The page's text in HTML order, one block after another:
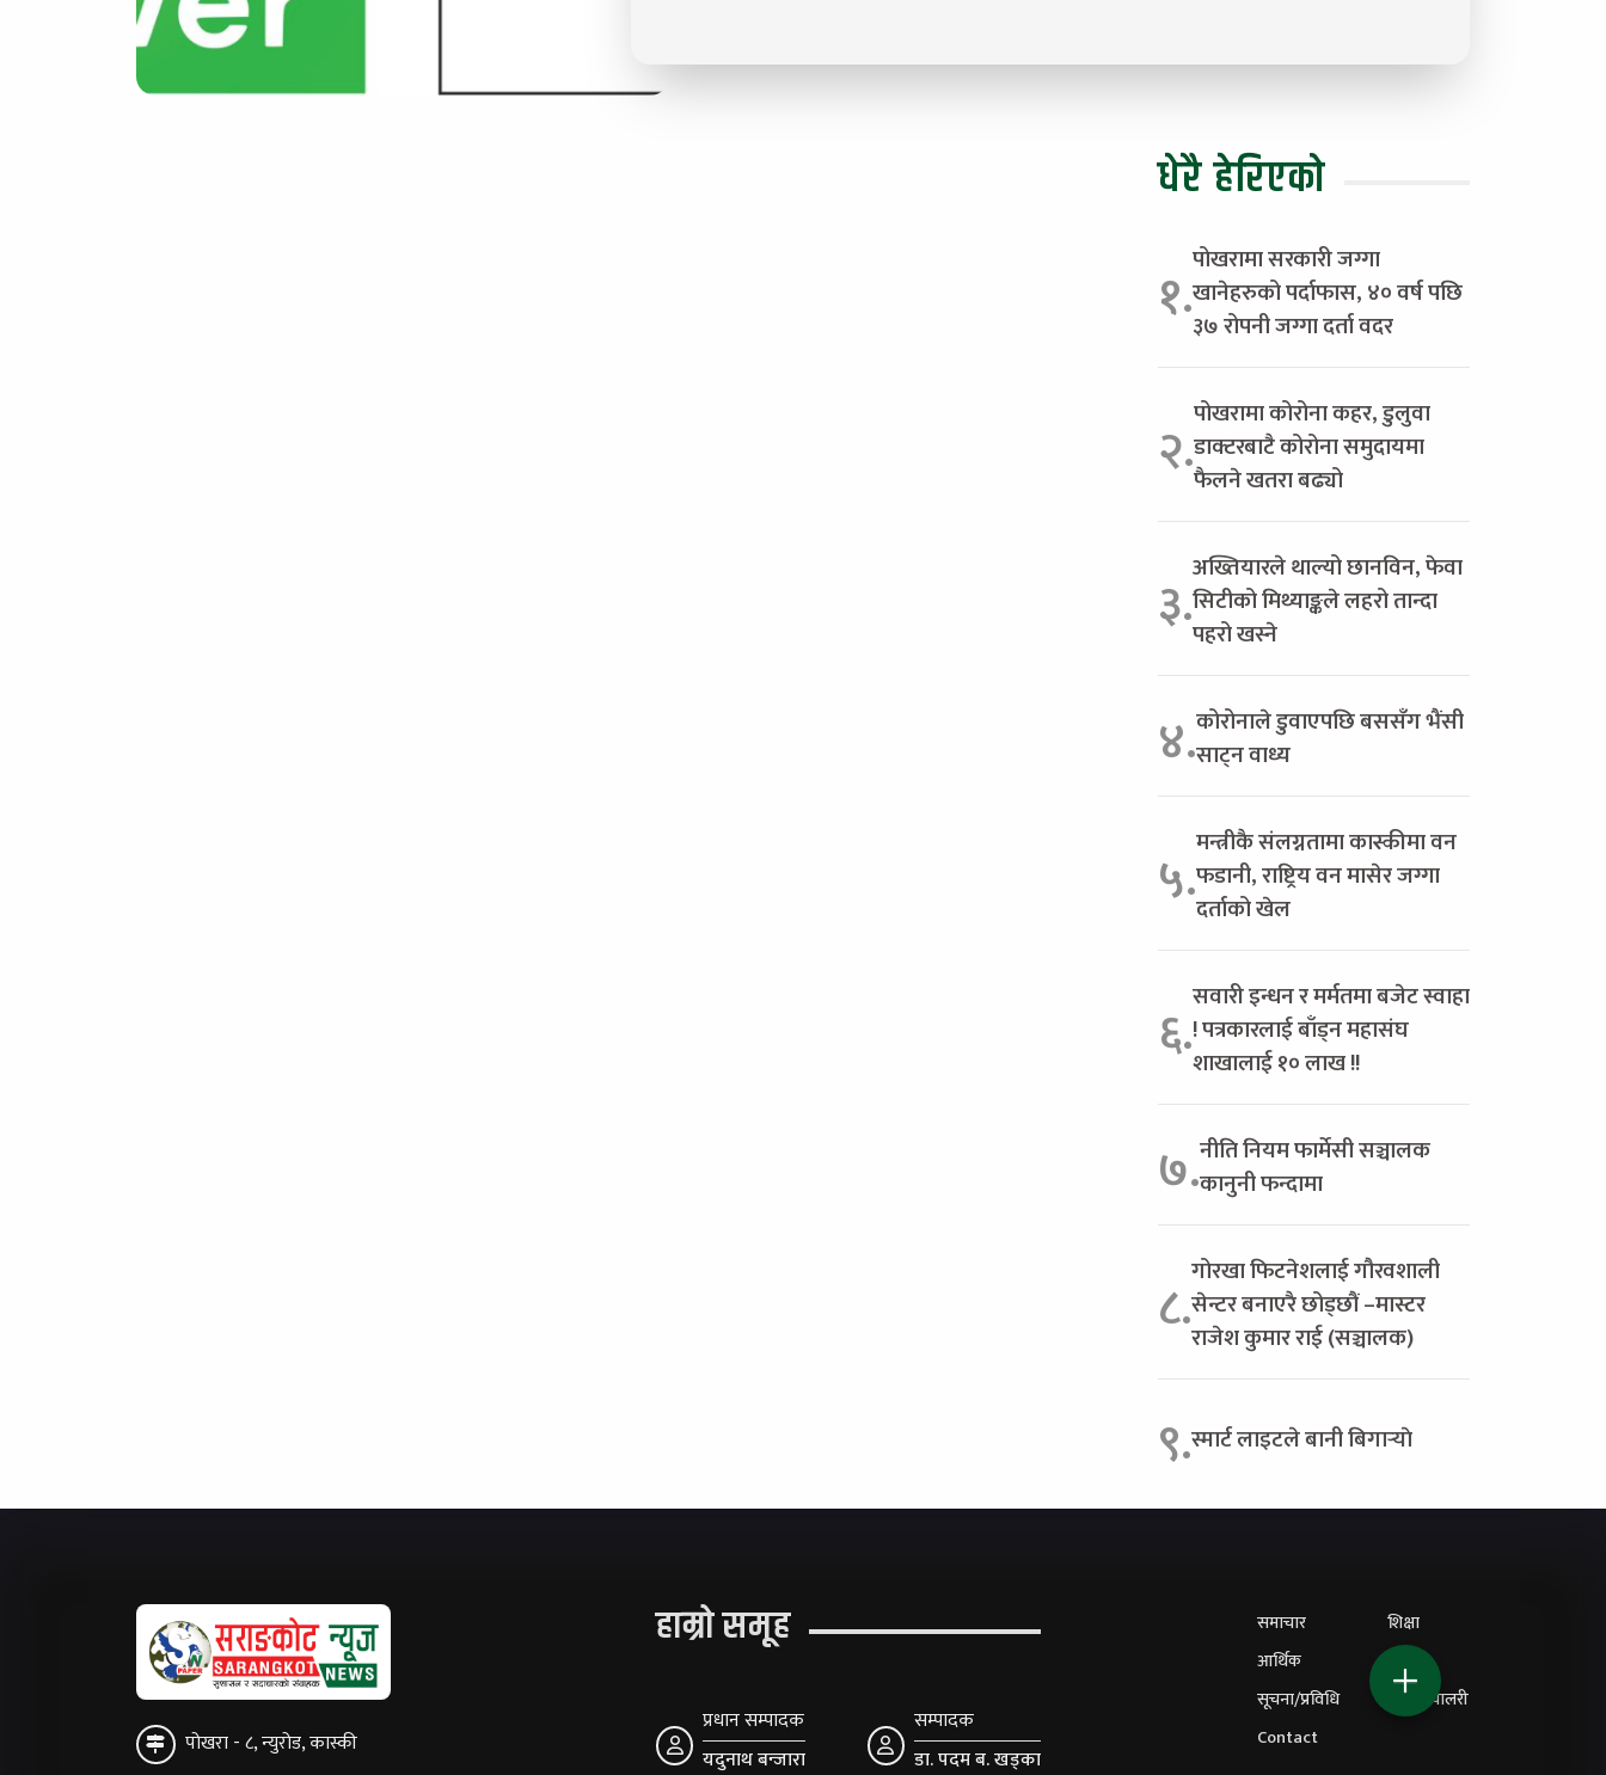
धेरै हेरिएको
१.पोखरामा सरकारी जग्गा
खानेहरुको पर्दाफास, ४० वर्ष पछि
३७ रोपनी जग्गा दर्ता वदर
२.पोखरामा कोरोना कहर, डुलुवा
डाक्टरबाटै कोरोना समुदायमा
फैलने खतरा बढ्यो
३.अख्तियारले थाल्यो छानविन, फेवा
सिटीको मिथ्याङ्कले लहरो तान्दा
पहरो खस्ने
४.कोरोनाले डुवाएपछि बससँग भैंसी
साट्न वाध्य
५.मन्त्रीकै संलग्नतामा कास्कीमा वन
फडानी, राष्ट्रिय वन मासेर जग्गा
दर्ताको खेल
६.सवारी इन्धन र मर्मतमा बजेट स्वाहा
! पत्रकारलाई बाँड्न महासंघ
शाखालाई १० लाख !!
७.नीति नियम फार्मेसी सञ्चालक
कानुनी फन्दामा
८.गोरखा फिटनेशलाई गौरवशाली
सेन्टर बनाएरै छोड्छौं –मास्टर
राजेश कुमार राई (सञ्चालक)
९.स्मार्ट लाइटले बानी बिगार्‍याे
पोखरा - ८, न्युरोड, कास्की
हाम्रो समूह
प्रधान सम्पादक
यदुनाथ बन्जारा
सम्पादक
डा. पदम ब. खड्का
समाचार
शिक्षा
आर्थिक
विचार
सूचना/प्रविधि
फोटो ग्यालरी
Contact